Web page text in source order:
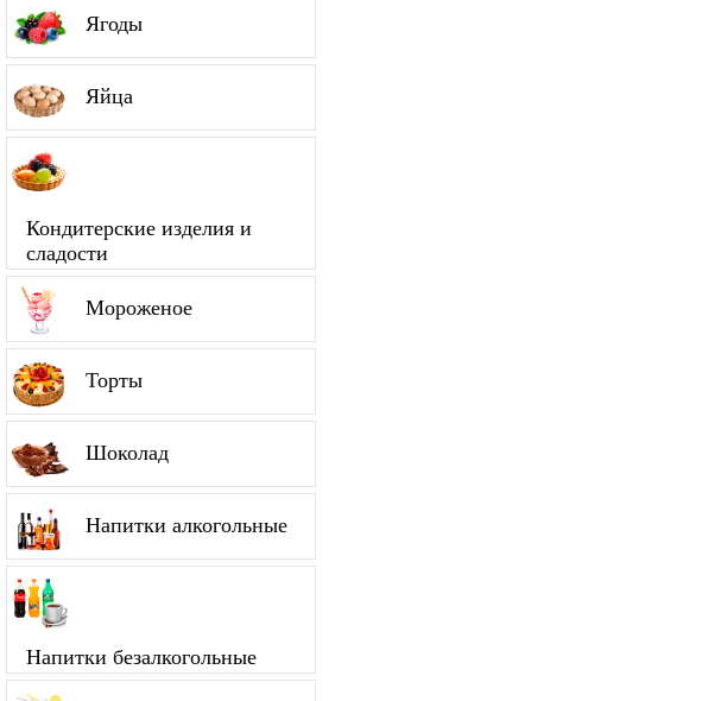
Ягоды
Яйца
Кондитерские изделия и
сладости
Мороженое
Торты
Шоколад
Напитки алкогольные
Напитки безалкогольные